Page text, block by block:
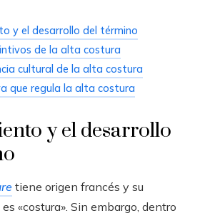
y el desarrollo del término
de la alta costura
cultural de la alta costura
que regula la alta costura
y el desarrollo
tiene origen francés y su
«costura». Sin embargo, dentro